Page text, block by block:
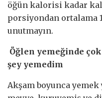
öğün kalorisi kadar
porsiyondan ortalama
unutmayın.
Öğlen yemeğinde
şey yemedim
Akşam boyunca yemek